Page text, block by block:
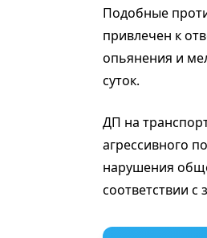
Подобные
привлечен к
опьянения и
суток.
ДП на
агрессивного
нарушения
соответствии с